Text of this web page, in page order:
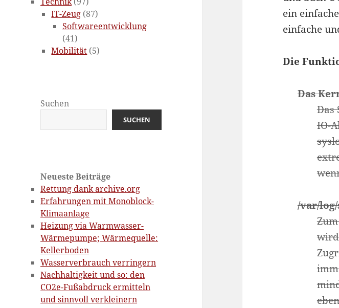
IT-Zeug (87)
Softwareentwicklung
(41)
Mobilität (5)
Suchen
SUCHEN
Neueste Beiträge
Rettung dank archive.org
Erfahrungen mit Monoblock-
Klimaanlage
Heizung via Warmwasser-
Wärmepumpe; Wärmequelle:
Kellerboden
Wasserverbrauch verringern
Nachhaltigkeit und so: den
CO2e-Fußabdruck ermitteln
und sinnvoll verkleinern
ein
einfache
Die
Das
Das
IO-
/var/
wird